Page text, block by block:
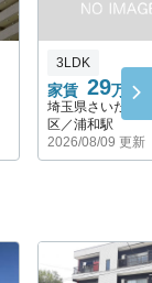
家賃 29万円
3LDK
埼玉県さいたま
区／浦和駅
2026/08/09 更新